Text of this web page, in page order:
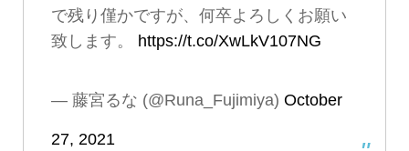
で残り僅かですが、何卒よろしくお願い
致します。 https://t.co/XwLkV107NG
— 藤宮るな (@Runa_Fujimiya) October
27, 2021